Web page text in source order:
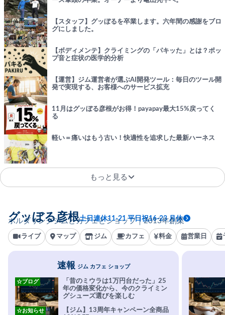
【スタッフ】グッぼるを卒業します。六年間の感謝をブロ
グにしました。
【ボディメンテ】クライミングの「パキッた」とは？ポッ
プ音と症状の医学的分析
【運営】ジム運営者が選ぶAI開発ツール：毎日のツール開
発で実現する、お客様へのサービス拡充
11月はグッぼる彦根がお得！payapay最大15%戻ってく
る
軽い＝痛いはもう古い！快適性を追求した最新ハーネス
もっと見る
ボルダリングジムとカフェとショップ｜2013年創業
グッぼる彦根土日連休11-21 平日祝16-23 月休
ライブ マップ ジム カフェ 料金 営業日
速報 ジム カフェ ショップ
「昔のミウラは1万円台だった」25
年の価格変化から、今のクライミン
グシューズ選びを楽しむ
☆ブログ
【ジム】13周年キャンペーン全商品
☆お知らせ